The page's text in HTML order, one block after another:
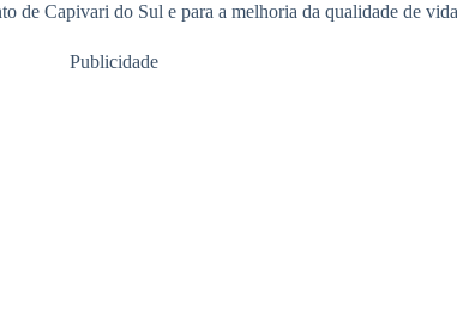
Capivari do Sul e para a melhoria da qualidade de
Publicidade